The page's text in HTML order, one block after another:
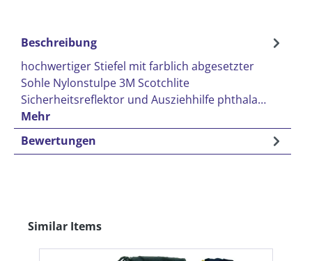
Beschreibung
hochwertiger Stiefel mit farblich abgesetzter
Sohle Nylonstulpe 3M Scotchlite
Sicherheitsreflektor und Ausziehhilfe phthala…
Mehr
Bewertungen
Produktgalerie überspringen
Similar Items